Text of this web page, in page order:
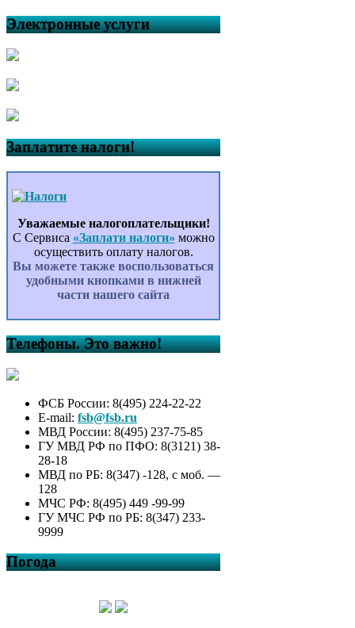
Электронные услуги
Заплатите налоги!
Уважаемые налогоплательщики!
С Сервиса «Заплати налоги» можно
осуществить оплату налогов.
Вы можете также воспользоваться
удобными кнопками в нижней
части нашего сайта
Телефоны. Это важно!
ФСБ России: 8(495) 224-22-22
E-mail: fsb@fsb.ru
МВД России: 8(495) 237-75-85
ГУ МВД РФ по ПФО: 8(3121) 38-
28-18
МВД по РБ: 8(347) -128, с моб. —
128
МЧС РФ: 8(495) 449 -99-99
ГУ МЧС РФ по РБ: 8(347) 233-
9999
Погода